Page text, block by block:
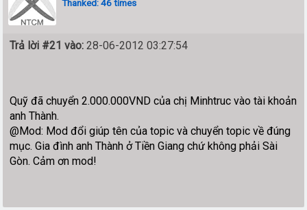
Thanked: 46 times
Trả lời #21 vào: 28-06-2012 03:27:54
Quỹ đã chuyển 2.000.000VND của chị Minhtruc vào tài khoản
anh Thành.
@Mod: Mod đổi giúp tên của topic và chuyển topic về đúng
mục. Gia đình anh Thành ở Tiền Giang chứ không phải Sài
Gòn. Cảm ơn mod!